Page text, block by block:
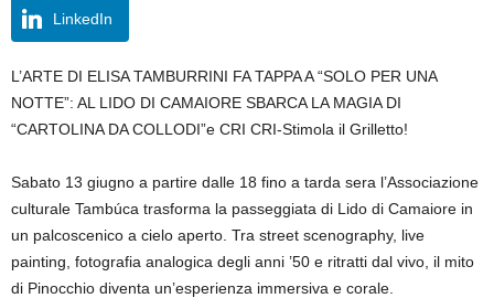
LinkedIn
L’ARTE DI ELISA TAMBURRINI FA TAPPA A “SOLO PER UNA
NOTTE”: AL LIDO DI CAMAIORE SBARCA LA MAGIA DI
“CARTOLINA DA COLLODI”e CRI CRI-Stimola il Grilletto!
Sabato 13 giugno a partire dalle 18 fino a tarda sera l’Associazione
culturale Tambúca trasforma la passeggiata di Lido di Camaiore in
un palcoscenico a cielo aperto. Tra street scenography, live
painting, fotografia analogica degli anni ’50 e ritratti dal vivo, il mito
di Pinocchio diventa un’esperienza immersiva e corale.